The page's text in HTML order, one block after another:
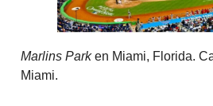
Marlins Parken Miami, Florida.
Miami.